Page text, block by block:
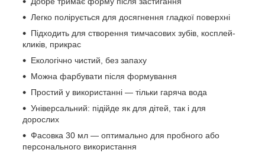
Легко полірується для досягнення гладкої поверхні
Підходить для створення тимчасових зубів, косплей-
кликів, прикрас
Екологічно чистий, без запаху
Можна фарбувати після формування
Простий у використанні — тільки гаряча вода
Універсальний: підійде як для дітей, так і для
дорослих
Фасовка 30 мл — оптимально для пробного або
персонального використання